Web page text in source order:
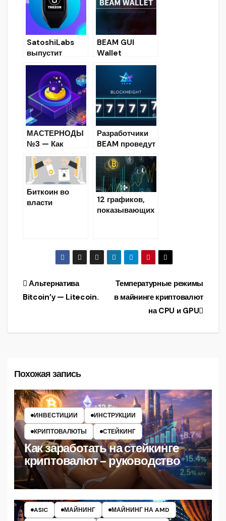
SatoshiLabs
выпустит
прошивку для
крипто-
кошельков
Trezor
BEAM GUI
Wallet
(Скачать+Инстр
укция для
Windows/Linux
/MacOS)
МАСТЕРНОДЫ
№3 — Как
запустить и
мониторить
Разработчики
BEAM проведут
второй
хардфорк 28
июня
Биткоин во
власти
12 графиков,
показывающих
Навигация
записям
Температурные режимы
в майнинге криптовалют
на CPU и GPU
Альтернатива
Bitcoin’у — Litecoin.
Похожая запись
ИНВЕСТИЦИИ
ИНСТРУКЦИИ
КРИПТОВАЛЮТЫ
СТЕЙКИНГ
Как заработать на стейкинге
криптовалют – руководство
ASIC МАЙНИНГ
МАЙНИНГ НА AMD